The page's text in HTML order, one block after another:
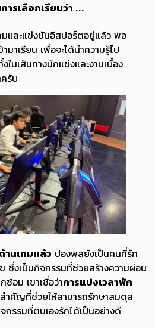
รเลือกเรียนว่า ...
มและแข่งขันอีสปอร์ตอยู่แล้ว พอ
มาเรียน เพื่อจะได้นำความรู้ไป
นเส้นทางนักแข่งและงานเบื้อง
รับ
านเกมแล้ว ปองพลยังเป็นคนที่รัก
ซึ่งเป็นกิจกรรมที่ช่วยสร้างความผ่อน
ซ้อม เขาเชื่อว่าการแบ่งเวลาพัก
ำคัญที่ช่วยให้สามารถรักษาสมดุล
จกรรมที่ตนเองรักได้เป็นอย่างดี